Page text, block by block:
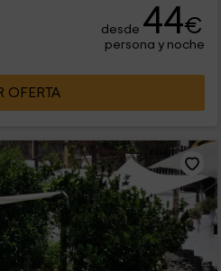
desde 44€
persona y noche
OFERTA